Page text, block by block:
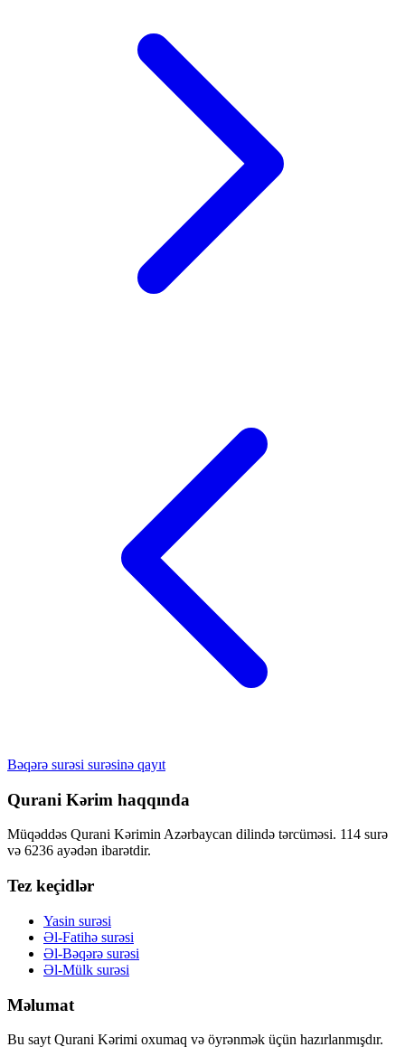
Bəqərə surəsi surəsinə qayıt
Qurani Kərim haqqında
Müqəddəs Qurani Kərimin Azərbaycan dilində tərcüməsi. 114 surə
və 6236 ayədən ibarətdir.
Tez keçidlər
Yasin surəsi
Əl-Fatihə surəsi
Əl-Bəqərə surəsi
Əl-Mülk surəsi
Məlumat
Bu sayt Qurani Kərimi oxumaq və öyrənmək üçün hazırlanmışdır.